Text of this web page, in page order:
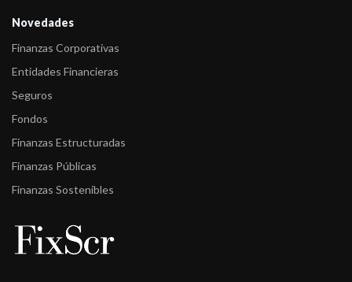
Novedades
Finanzas Corporativas
Entidades Financieras
Seguros
Fondos
Finanzas Estructuradas
Finanzas Públicas
Finanzas Sostenibles